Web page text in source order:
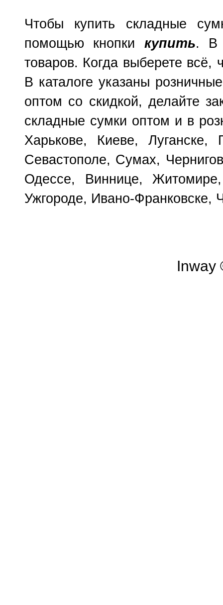
Чтобы купить складные
помощью кнопки купить. В
товаров. Когда выберете всё,
В каталоге указаны
оптом со скидкой, делайте
складные сумки оптом и в
Харькове, Киеве, Луганске,
Севастополе, Сумах,
Одессе, Виннице,
Ужгороде, Ивано-Франковске,
Inway